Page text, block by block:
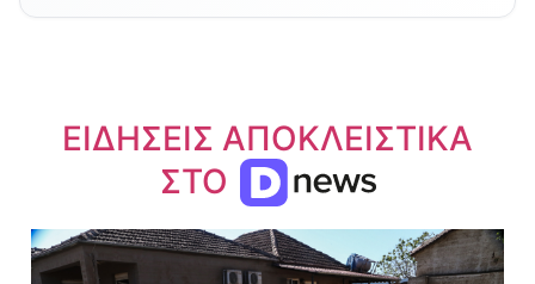
ΕΙΔΗΣΕΙΣ ΑΠΟΚΛΕΙΣΤΙΚΑ
ΣΤΟ